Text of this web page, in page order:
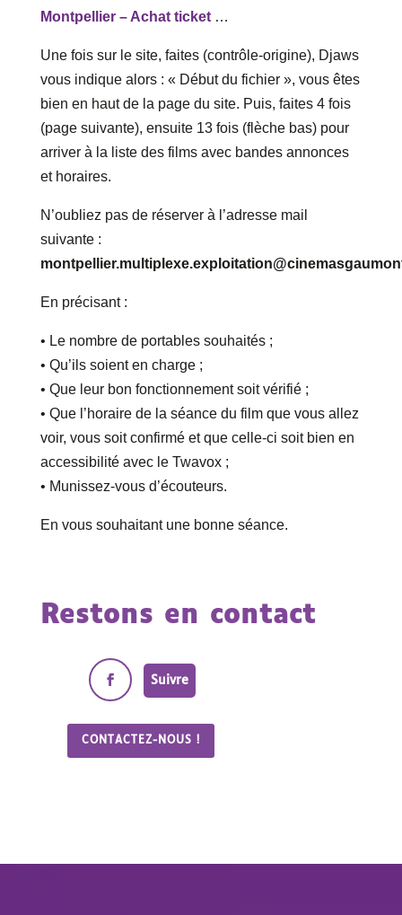
Montpellier – Achat ticket…
Une fois sur le site, faites (contrôle-origine), Djaws
vous indique alors : « Début du fichier », vous êtes
bien en haut de la page du site. Puis, faites 4 fois
(page suivante), ensuite 13 fois (flèche bas) pour
arriver à la liste des films avec bandes annonces
et horaires.
N’oubliez pas de réserver à l’adresse mail
suivante :
En précisant :
• Le nombre de portables souhaités ;
• Qu’ils soient en charge ;
• Que leur bon fonctionnement soit vérifié ;
• Que l’horaire de la séance du film que vous allez
voir, vous soit confirmé et que celle-ci soit bien en
accessibilité avec le Twavox ;
• Munissez-vous d’écouteurs.
En vous souhaitant une bonne séance.
Restons en contact
Suivre
CONTACTEZ-NOUS !